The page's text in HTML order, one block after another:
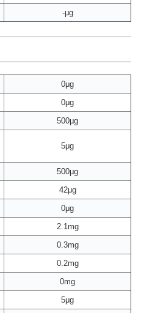
-μg
0μg
0μg
500μg
5μg
500μg
42μg
0μg
2.1mg
0.3mg
0.2mg
0mg
5μg